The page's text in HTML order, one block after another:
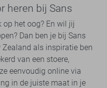
heren bij Sans
op het oog? En wil jij
Dan ben je bij Sans
Zealand als inspiratie ben
van een stoere,
eenvoudig online via
in de juiste maat in je